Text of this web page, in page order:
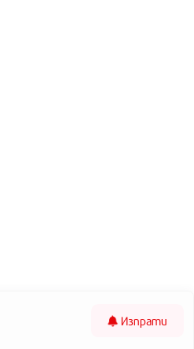
Изпрати